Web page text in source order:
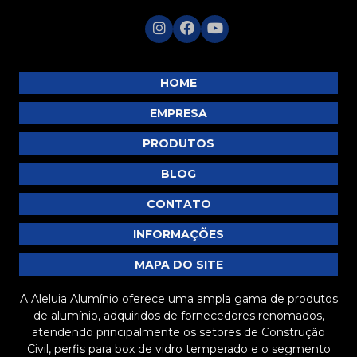
Barra Chata de Alumínio Preço Justo
Barra Chata de Alumínio Preço: 5 Dicas para
Barra chata de alumínio preço: como encontrar as
melhores ofertas no mercado
Barra Chata de Alumínio Preço: Descubra as
Barra chata de alumínio preço: descubra as melhores
opções e como economizar na compra
Barra chata de alumínio preço: descubra como
economizar na sua compra
Barra chata de alumínio preço: tudo que você precisa
saber antes de comprar
HOME
EMPRESA
PRODUTOS
BLOG
CONTATO
INFORMAÇÕES
MAPA DO SITE
A Aleluia Alumínio oferece uma ampla gama de produtos
de alumínio, adquiridos de fornecedores renomados,
atendendo principalmente os setores de Construção
Civil, perfis para box de vidro temperado e o segmento